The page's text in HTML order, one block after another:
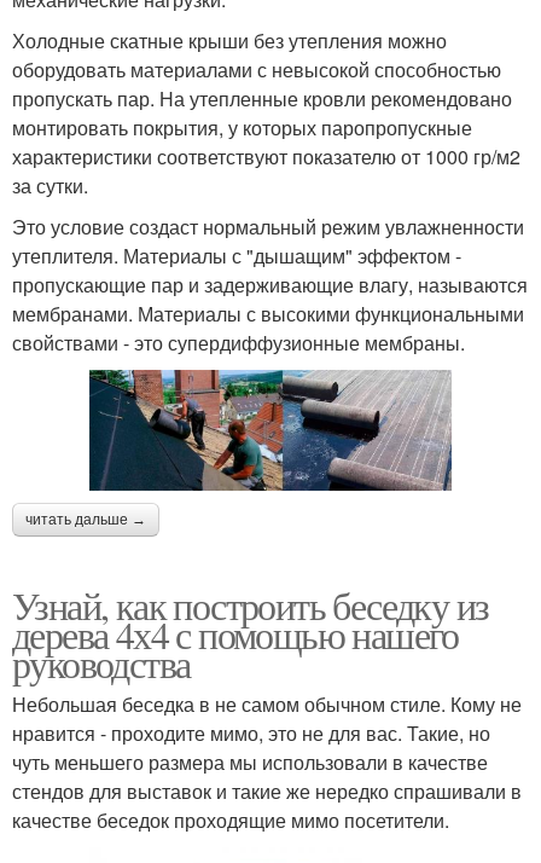
Холодные скатные крыши без утепления можно
оборудовать материалами с невысокой способностью
пропускать пар. На утепленные кровли рекомендовано
монтировать покрытия, у которых паропропускные
характеристики соответствуют показателю от 1000 гр/м2
за сутки.
Это условие создаст нормальный режим увлажненности
утеплителя. Материалы с "дышащим" эффектом -
пропускающие пар и задерживающие влагу, называются
мембранами. Материалы с высокими функциональными
свойствами - это супердиффузионные мембраны.
читать дальше →
Узнай, как построить беседку из
дерева 4х4 с помощью нашего
руководства
Небольшая беседка в не самом обычном стиле. Кому не
нравится - проходите мимо, это не для вас. Такие, но
чуть меньшего размера мы использовали в качестве
стендов для выставок и такие же нередко спрашивали в
качестве беседок проходящие мимо посетители.